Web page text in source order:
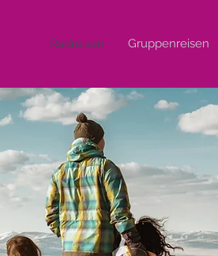
Radreisen Gruppenreisen